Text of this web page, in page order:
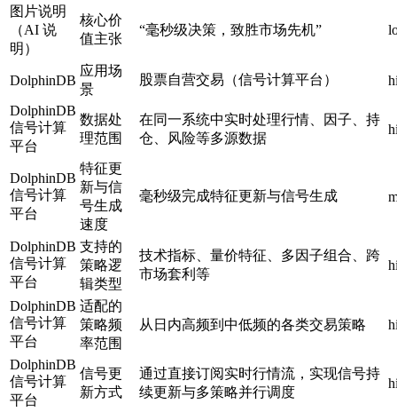
图片说明
（AI 说
明）
核心价
值主张
“毫秒级决策，致胜市场先机”
DolphinDB
应用场
景
股票自营交易（信号计算平台）
DolphinDB
信号计算
平台
数据处
理范围
在同一系统中实时处理行情、因子、持
仓、风险等多源数据
DolphinDB
信号计算
平台
特征更
新与信
号生成
速度
毫秒级完成特征更新与信号生成
DolphinDB
信号计算
平台
支持的
策略逻
辑类型
技术指标、量价特征、多因子组合、跨
市场套利等
DolphinDB
信号计算
平台
适配的
策略频
率范围
从日内高频到中低频的各类交易策略
DolphinDB
信号计算
平台
信号更
新方式
通过直接订阅实时行情流，实现信号持
续更新与多策略并行调度